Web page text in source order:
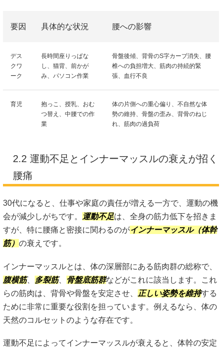
要因 具体的な状況 腰への影響
デス
クワ
ーク
長時間座りっぱな
し、猫背、前かが
み、パソコン作業
骨盤後傾、背骨のS字カーブ消失、腰
椎への負担増大、筋肉の持続的緊
張、血行不良
育児
抱っこ、授乳、おむ
つ替え、中腰での作
業
体の片側への重心偏り、不自然な体
勢の維持、骨盤の歪み、背骨のねじ
れ、筋肉の過負荷
2.2 運動不足とインナーマッスルの衰えが招く
腰痛
30代になると、仕事や家庭の責任が増える一方で、運動の機
会が減少しがちです。 運動不足は、全身の筋力低下を招きま
すが、特に腰痛と密接に関わるのがインナーマッスル（体幹
筋） の衰えです。
インナーマッスルとは、体の深層部にある筋肉群の総称で、
腹横筋、 多裂筋、 骨盤底筋群などがこれに該当します。これ
らの筋肉は、背骨や骨盤を安定させ、
正しい姿勢を維持する
ために非常に重要な役割を担っています。例えるなら、体の
天然のコルセットのような存在です。
運動不足によってインナーマッスルが衰えると、体幹の安定